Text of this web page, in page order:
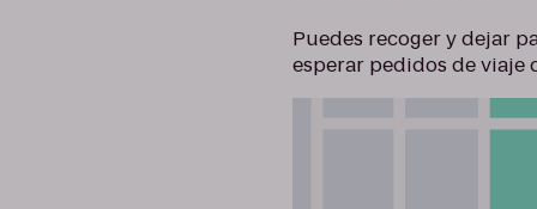
Puedes recoger y dejar
esperar pedidos de viaje